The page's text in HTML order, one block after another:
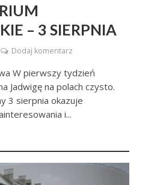
– 3 SIERPNIA
Dodaj komentarz
W pierwszy tydzień
Jadwigę na polach czysto.
3 sierpnia okazuje
i...